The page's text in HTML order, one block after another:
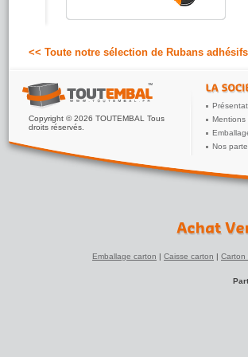
N'hésitez pas, très bon adhésif de masquage
<< Toute notre sélection de Rubans
Copyright © 2026 TOUTEMBAL Tous
droits réservés.
Mentions
Nos
Emballage carton | Caisse carton | Carton